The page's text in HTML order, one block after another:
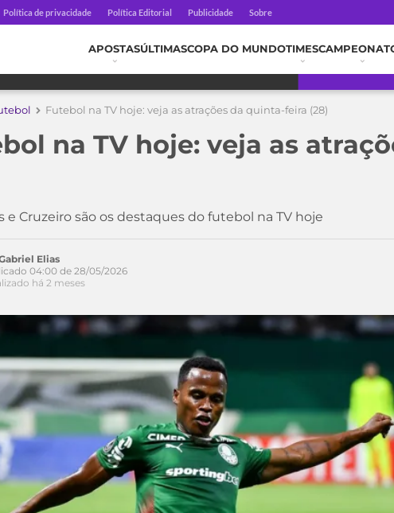
Política de privacidade Política Editorial Publicidade Sobre
APOSTASÚLTIMASCOPA DO MUNDOTIMES
Futebol na TV hoje: veja as atrações da quinta-feira (28)
na TV hoje: veja as
e Cruzeiro são os destaques do futebol na TV hoje
Elias
04:00 de 28/05/2026
há 2 meses